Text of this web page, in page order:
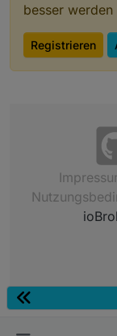
besser
Registrieren